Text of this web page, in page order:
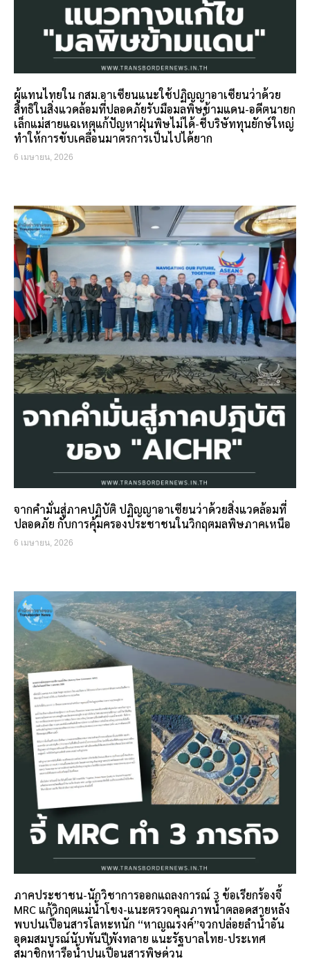
ผู้แทนไทยใน กสม.อาเซียนแนะใช้ปฏิญญาอาเซียนว่าด้วย
สิทธิในสิ่งแวดล้อมที่ปลอดภัยรับมือมลพิษข้ามแดน-อดีตนายก
เล็กแม่สายแฉเหตุแก้ปัญหาฝุ่นพิษไม่ได้-ชี้บริษัททุนยักษ์ใหญ่
ทำให้การขับเคลื่อนมาตรการเป็นไปได้ยาก
6 เมษายน, 2026
จากคำมั่นสู่ภาคปฏิบัติ ปฏิญญาอาเซียนว่าด้วยสิ่งแวดล้อมที่
ปลอดภัย กับการคุ้มครองประชาชนในวิกฤตมลพิษภาคเหนือ
6 เมษายน, 2026
ภาคประชาชน-นักวิชาการออกแถลงการณ์ 3 ข้อเรียกร้องจี้
MRC แก้วิกฤตแม่น้ำโขง-แนะตรวจคุณภาพน้ำตลอดสายหลัง
พบปนเปื้อนสารโลหะหนัก “หาญณรงค์”จวกปล่อยลำน้ำอัน
อุดมสมบูรณ์นับพันปีพังทลาย แนะรัฐบาลไทย-ประเทศ
สมาชิกหารือน้ำปนเปื้อนสารพิษด่วน